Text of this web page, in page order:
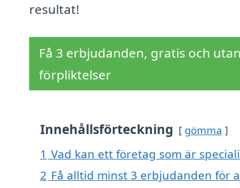
resultat!
Få 3 erbjudanden, gratis och utan
förpliktelser
Innehållsförteckning gömma
1 Vad kan ett företag som är
2 Få alltid minst 3 erbjudanden för